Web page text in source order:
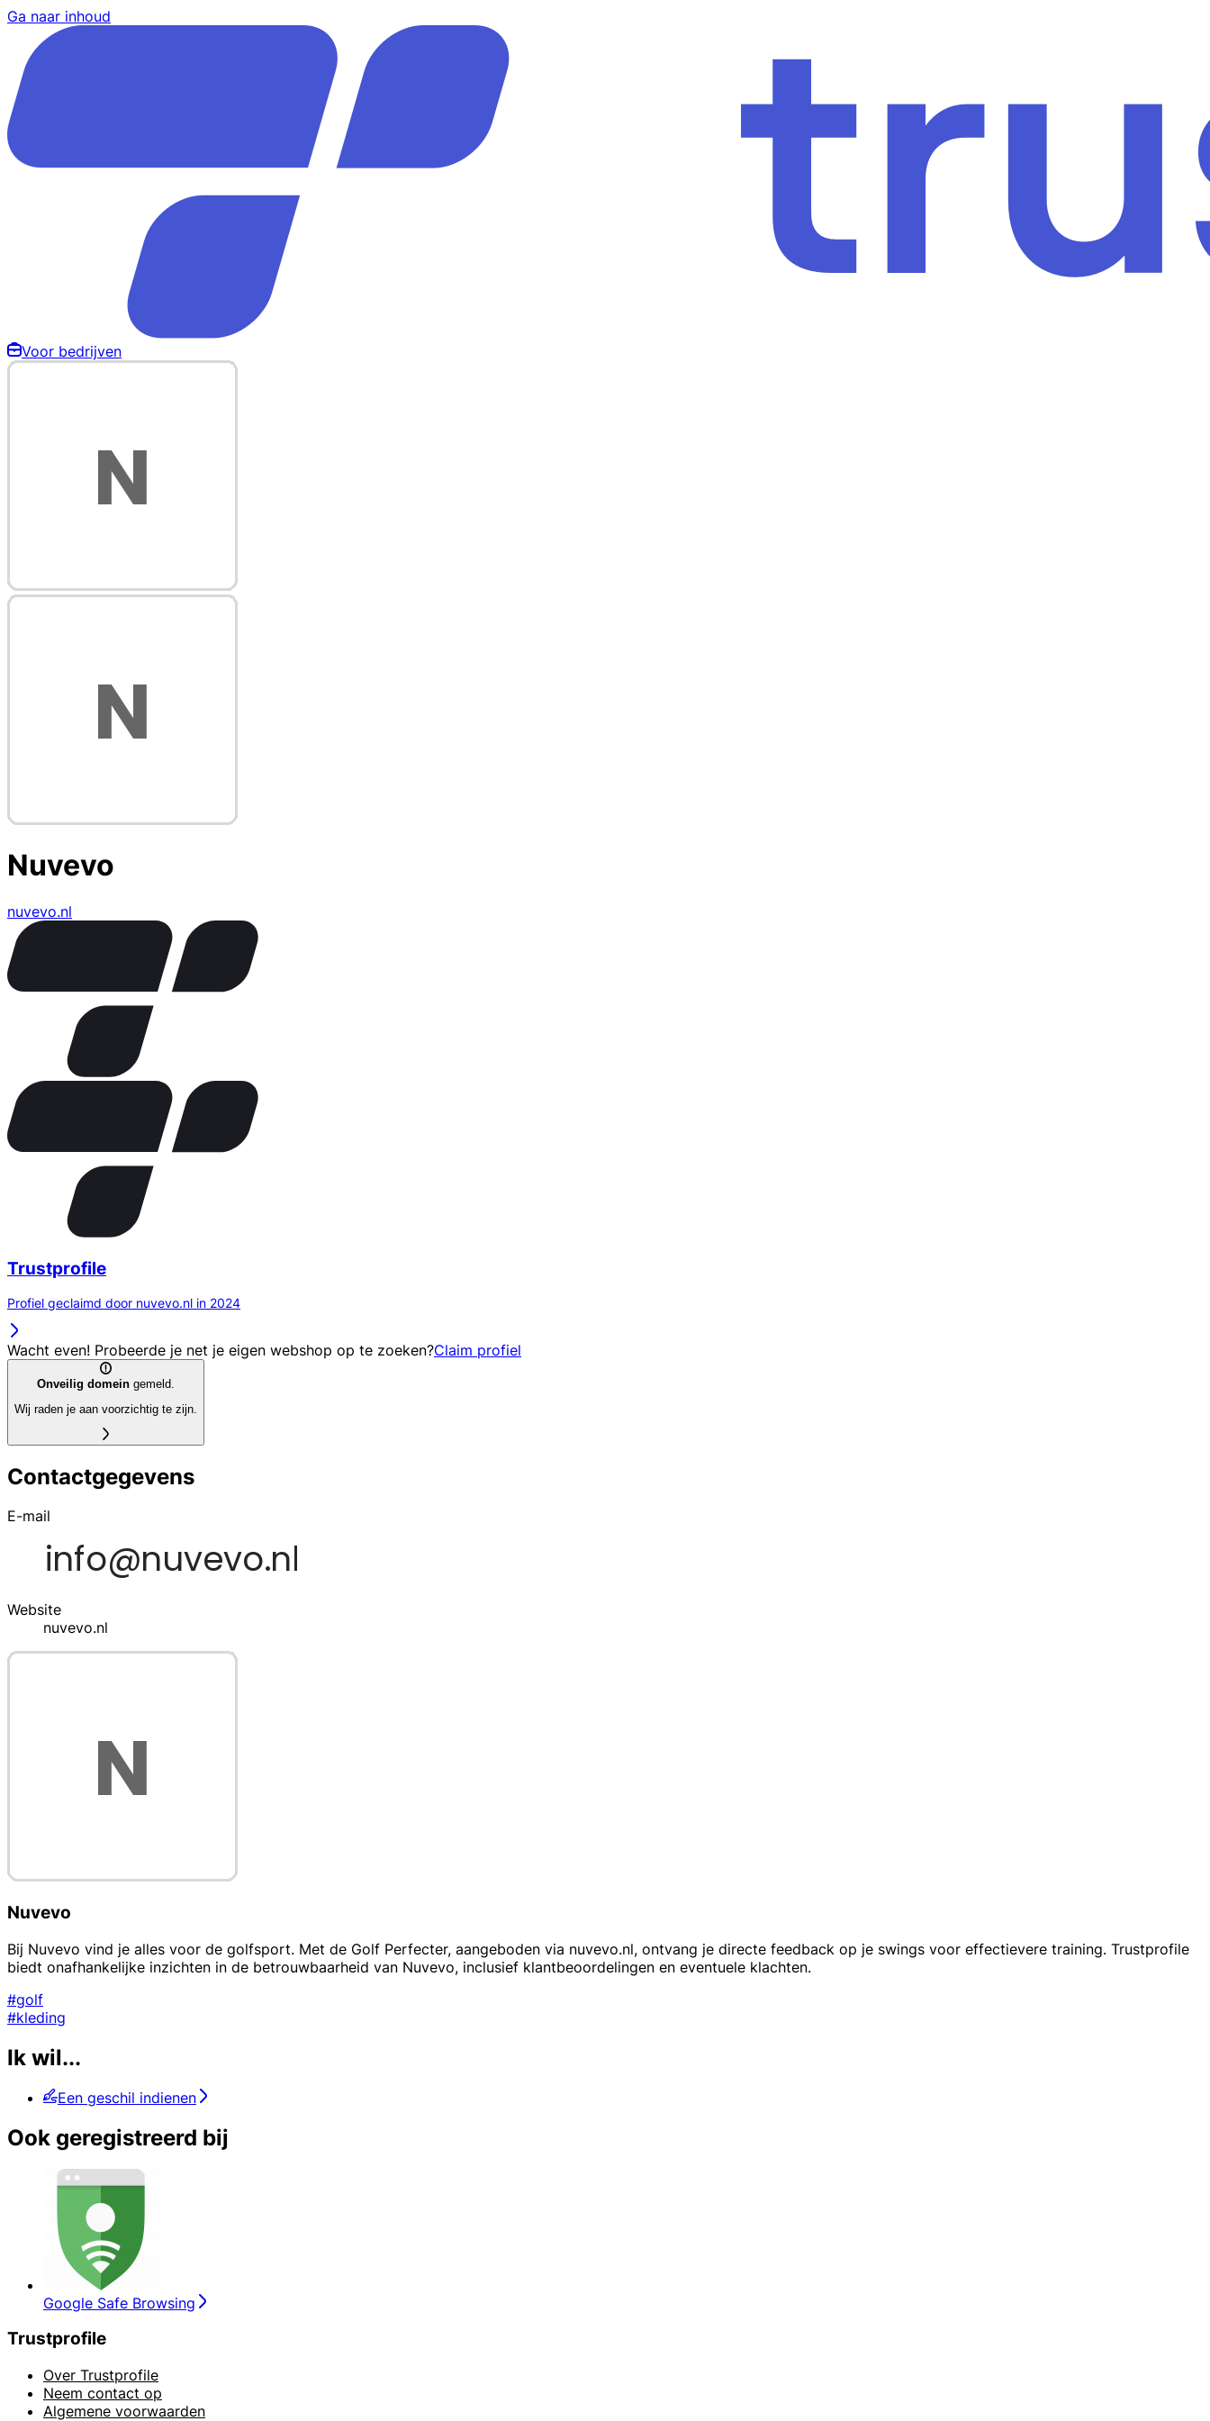
Ga naar inhoud
Voor bedrijven
Nuvevo
nuvevo.nl
Trustprofile
Profiel geclaimd door nuvevo.nl in 2024
Wacht even! Probeerde je net je eigen webshop op te zoeken?Claim profiel
Onveilig domein gemeld.
Wij raden je aan voorzichtig te zijn.
Contactgegevens
E-mail
Website
nuvevo.nl
Nuvevo
Bij Nuvevo vind je alles voor de golfsport. Met de Golf Perfecter, aangeboden via nuvevo.nl, ontvang je directe feedback op je swings voor effectievere training. Trustprofile
biedt onafhankelijke inzichten in de betrouwbaarheid van Nuvevo, inclusief klantbeoordelingen en eventuele klachten.
#golf
#kleding
Ik wil...
Een geschil indienen
Ook geregistreerd bij
Google Safe Browsing
Trustprofile
Over Trustprofile
Neem contact op
Algemene voorwaarden